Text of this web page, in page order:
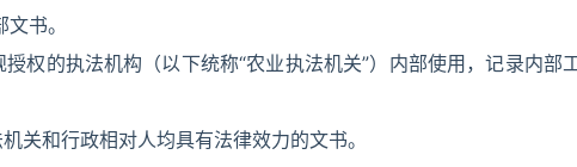
书。
权的执法机构（以下统称“农业执法机关”）内部使用，记录内部
关和行政相对人均具有法律效力的文书。